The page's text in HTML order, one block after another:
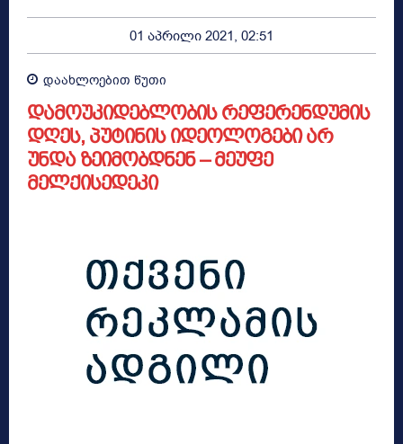
01 აპრილი 2021, 02:51
დაახლოებით წუთი
დამოუკიდებლობის რეფერენდუმის
დღეს, პუტინის იდეოლოგები არ
უნდა ზეიმობდნენ – მეუფე
მელქისედეკი